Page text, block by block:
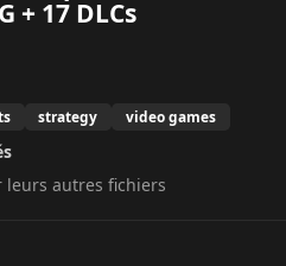
+ 17 DLCs
strategy video games
leurs autres fichiers